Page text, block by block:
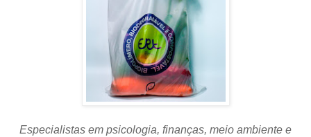
Especialistas em psicologia, finanças, meio ambiente e